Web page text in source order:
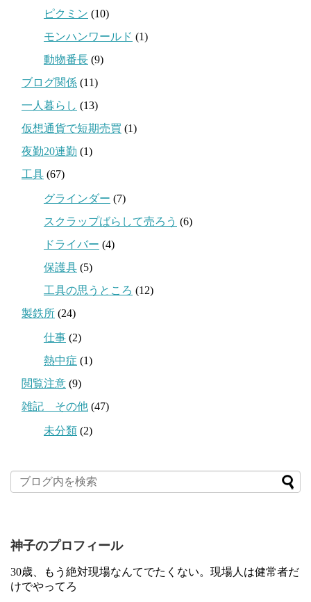
ピクミン (10)
モンハンワールド (1)
動物番長 (9)
ブログ関係 (11)
一人暮らし (13)
仮想通貨で短期売買 (1)
夜勤20連勤 (1)
工具 (67)
グラインダー (7)
スクラップばらして売ろう (6)
ドライバー (4)
保護具 (5)
工具の思うところ (12)
製鉄所 (24)
仕事 (2)
熱中症 (1)
閲覧注意 (9)
雑記 その他 (47)
未分類 (2)
神子のプロフィール
30歳、もう絶対現場なんてでたくない。現場人は健常者だ
けでやってろ